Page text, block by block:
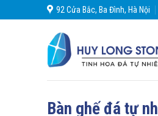
to
92 Cửa Bắc, Ba Đình, Hà Nội
Bàn ghế đá tự